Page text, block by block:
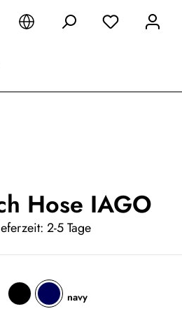
Hose IAGO
2-5 Tage
navy